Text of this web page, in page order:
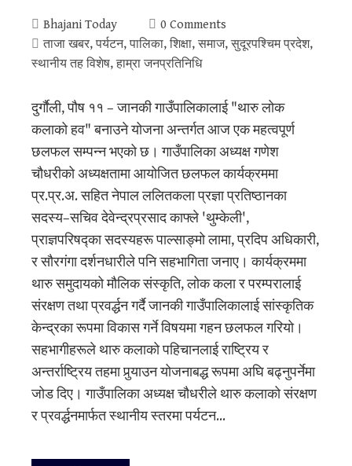
Bhajani Today
0 Comments
ताजा खबर, पर्यटन, पालिका, शिक्षा, समाज, सुदूरपश्‍चिम प्रदेश,
स्थानीय तह विशेष, हाम्रा जनप्रतिनिधि
दुर्गाैली, पौष ११ – जानकी गाउँपालिकालाई "थारु लोक
कलाको हव" बनाउने योजना अन्तर्गत आज एक महत्वपूर्ण
छलफल सम्पन्न भएको छ। गाउँपालिका अध्यक्ष गणेश
चौधरीको अध्यक्षतामा आयोजित छलफल कार्यक्रममा
प्र.प्र.अ. सहित नेपाल ललितकला प्रज्ञा प्रतिष्ठानका
सदस्य–सचिव देवेन्द्रप्रसाद काफ्ले 'थुम्केली',
प्राज्ञपरिषद्का सदस्यहरू पाल्साङ्मो लामा, प्रदिप अधिकारी,
र सौरगंगा दर्शनधारीले पनि सहभागिता जनाए। कार्यक्रममा
थारु समुदायको मौलिक संस्कृति, लोक कला र परम्परालाई
संरक्षण तथा प्रवर्द्धन गर्दै जानकी गाउँपालिकालाई सांस्कृतिक
केन्द्रका रूपमा विकास गर्ने विषयमा गहन छलफल गरियो।
सहभागीहरूले थारु कलाको पहिचानलाई राष्ट्रिय र
अन्तर्राष्ट्रिय तहमा पुर्‍याउन योजनाबद्ध रूपमा अघि बढ्नुपर्नेमा
जोड दिए। गाउँपालिका अध्यक्ष चौधरीले थारु कलाको संरक्षण
र प्रवर्द्धनमार्फत स्थानीय स्तरमा पर्यटन…